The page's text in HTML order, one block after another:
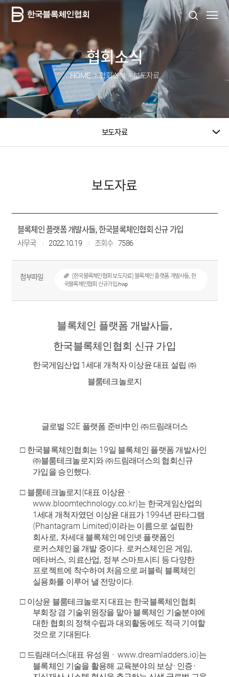
협회소식
HOME 협회소식 보도자료
보도자료
보도자료
블록체인 플랫폼 개발사들, 한국블록체인협회 신규 가입
사무국 2022.10.19 조회수 7586
첨부파일
[한국블록체인협회 보도자료] 블록체인 플랫폼 개발사들, 한
국블록체인협회 신규가입.hwp
블록체인 플랫폼 개발사들,
한국블록체인협회 신규 가입
한국게임산업 1세대 개척자 이상윤 대표 설립 ㈜
블룸테크놀로지
글로벌 S2E 플랫폼 준비 中인 ㈜드림래더스
□ 한국블록체인협회는 19일 블록체인 플랫폼 개발사인
㈜블룸테크놀로지와㈜드림래더스의 협회신규
가입을 승인했다.
□ 블룸테크놀로지 (대표 이상윤 ·
www.bloomtechnology.co.kr)는 한국게임산업의
1세대 개척자였던 이상윤 대표가 1994년 판타그램
(Phantagram Limited)이라는 이름으로 설립한
회사로, 차세대 블록체인 메인넷 플랫폼인
로커스체인을 개발 중이다. 로커스체인은 게임,
메타버스, 의료산업, 정부 스마트시티 등 다양한
프로젝트에 착수하여 처음으로 퍼블릭 블록체인
실용화를 이루어 낼 전망이다.
□ 이상윤 블룸테크놀로지 대표는 한국블록체인협회
부회장 겸 기술위원장을 맡아 블록체인 기술분야에
대한 협회의 정책수립과 대외활동에도 적극 기여할
것으로 기대된다.
□ 드림래더스(대표 유성원 ·www.dreamladders.io)는
블록체인 기술을 활용해 교육분야의 보상· 인증·